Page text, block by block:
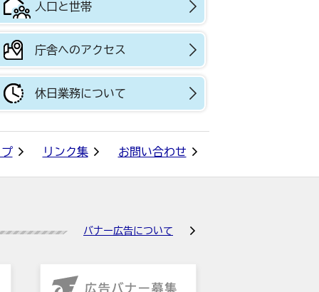
人口と世帯
庁舎へのアクセス
休日業務について
リンク集 お問い合わせ
バナー広告について